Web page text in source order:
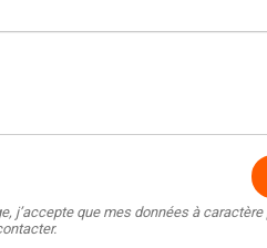
j’accepte que mes données à